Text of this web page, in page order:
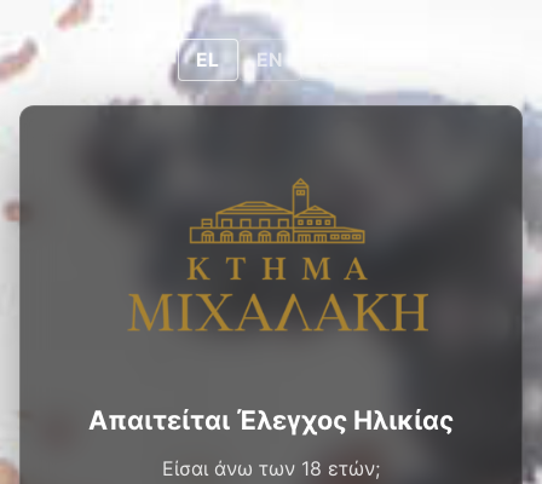
ΛΕΥΚΟΙ ΟΙΝΟΙ /
/
ΚΤΗΜΑ ΜΙΧΑΛΑΚΗ
GOLD CUVEE ΛΕΥΚΟΣ
EL EN
Απαιτείται Έλεγχος Ηλικίας
Είσαι άνω των 18 ετών;